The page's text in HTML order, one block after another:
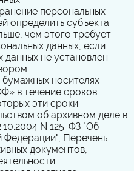
персональных
определить субъекта
чем этого требует
данных, если
данных не установлен
носителях
в течение сроков
эти сроки
об архивном деле в
N 125-ФЗ "Об
Федерации", Перечень
документов,